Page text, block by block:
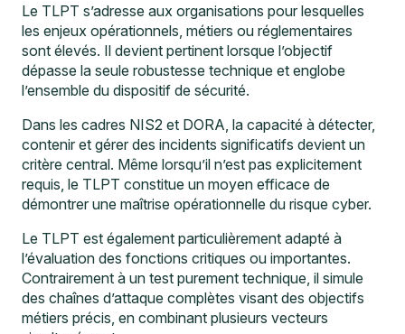
Le TLPT s’adresse aux organisations pour lesquelles
les enjeux opérationnels, métiers ou réglementaires
sont élevés. Il devient pertinent lorsque l’objectif
dépasse la seule robustesse technique et englobe
l’ensemble du dispositif de sécurité.
Dans les cadres NIS2 et DORA, la capacité à détecter,
contenir et gérer des incidents significatifs devient un
critère central. Même lorsqu’il n’est pas explicitement
requis, le TLPT constitue un moyen efficace de
démontrer une maîtrise opérationnelle du risque cyber.
Le TLPT est également particulièrement adapté à
l’évaluation des fonctions critiques ou importantes.
Contrairement à un test purement technique, il simule
des chaînes d’attaque complètes visant des objectifs
métiers précis, en combinant plusieurs vecteurs